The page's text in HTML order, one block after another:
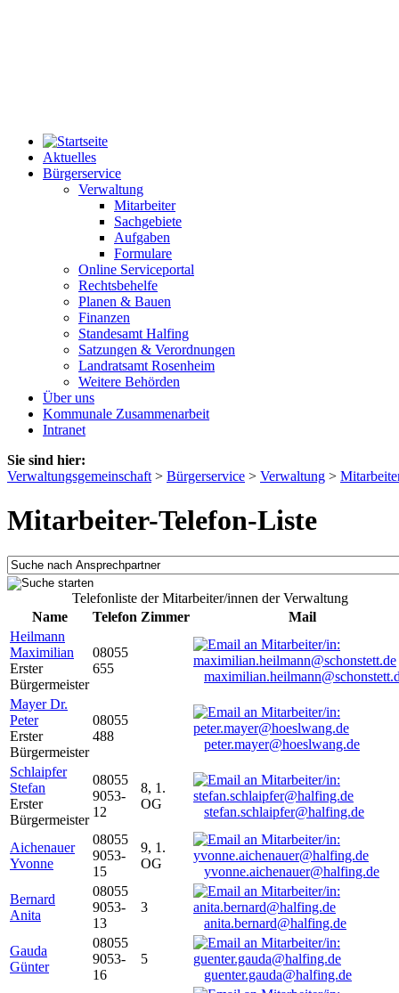
Aktuelles
Bürgerservice
Verwaltung
Mitarbeiter
Sachgebiete
Aufgaben
Formulare
Online Serviceportal
Rechtsbehelfe
Planen & Bauen
Finanzen
Standesamt Halfing
Satzungen & Verordnungen
Landratsamt Rosenheim
Weitere Behörden
Über uns
Kommunale Zusammenarbeit
Intranet
Sie sind hier:
Verwaltungsgemeinschaft > Bürgerservice > Verwaltung >
Mitarbeiter-Telefon-Liste
Telefonliste der Mitarbeiter/innen der Verwaltung
Name
Telefon Zimmer
Mail
Heilmann
Maximilian
Erster
Bürgermeister
08055
655
Mayer Dr.
Peter
Erster
Bürgermeister
08055
488
peter.mayer@hoeslwang.de
Schlaipfer
Stefan
Erster
Bürgermeister
08055
9053-
12
8, 1.
OG
stefan.schlaipfer@halfing.de
Aichenauer
Yvonne
08055
9053-
15
9, 1.
OG
yvonne.aichenauer@halfing.de
Bernard
Anita
08055
9053-
13
3
anita.bernard@halfing.de
Gauda
Günter
08055
9053-
16
5
guenter.gauda@halfing.de